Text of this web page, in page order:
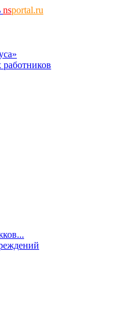
nsportal.ru
работников